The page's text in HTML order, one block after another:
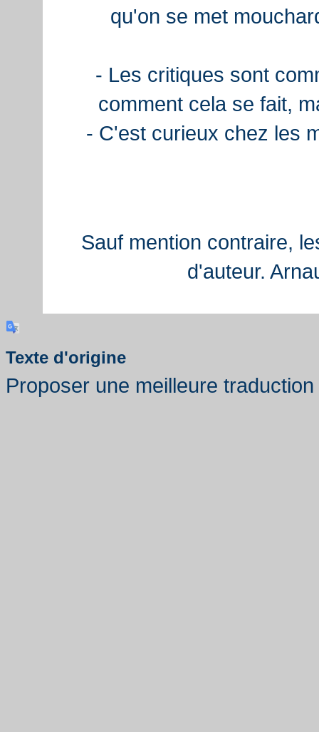
qu'on se met
- Les critiques sont
comment cela se fait,
- C'est curieux chez les
Sauf mention contraire,
d'auteur.
Texte d'origine
Proposer une meilleure traduction